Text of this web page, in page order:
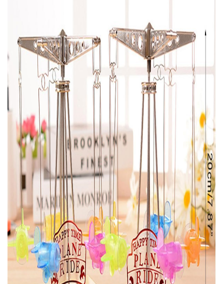
> Elektrikli El Aletleri
Oto, Bahçe, Yapı
> Hırdavat
Oto, Bahçe, Yapı
> İnşaat Malzemeleri
Oto, Bahçe, Yapı
> Manuel El Aletleri
Oto, Bahçe, Yapı
> Matkap ve Hiltiler
Oto, Bahçe, Yapı
> Prizler
Parti Malzemeleri
Spor Outdoor > Gezi
Spor Outdoor > Gezi
Seyahat Aksesuarları
Spor Outdoor > Spor
Spor Outdoor > Spor >